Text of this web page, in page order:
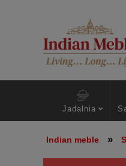
Jadalnia
Indian meble »